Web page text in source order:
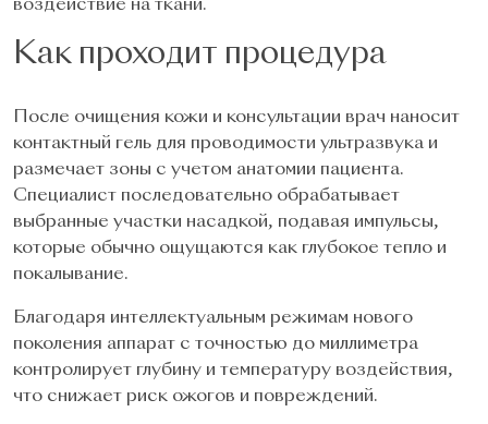
Как проходит процедура
После очищения кожи и консультации врач наносит
контактный гель для проводимости ультразвука и
размечает зоны с учетом анатомии пациента.
Специалист последовательно обрабатывает
выбранные участки насадкой, подавая импульсы,
которые обычно ощущаются как глубокое тепло и
покалывание.
Благодаря интеллектуальным режимам нового
поколения аппарат с точностью до миллиметра
контролирует глубину и температуру воздействия,
что снижает риск ожогов и повреждений.